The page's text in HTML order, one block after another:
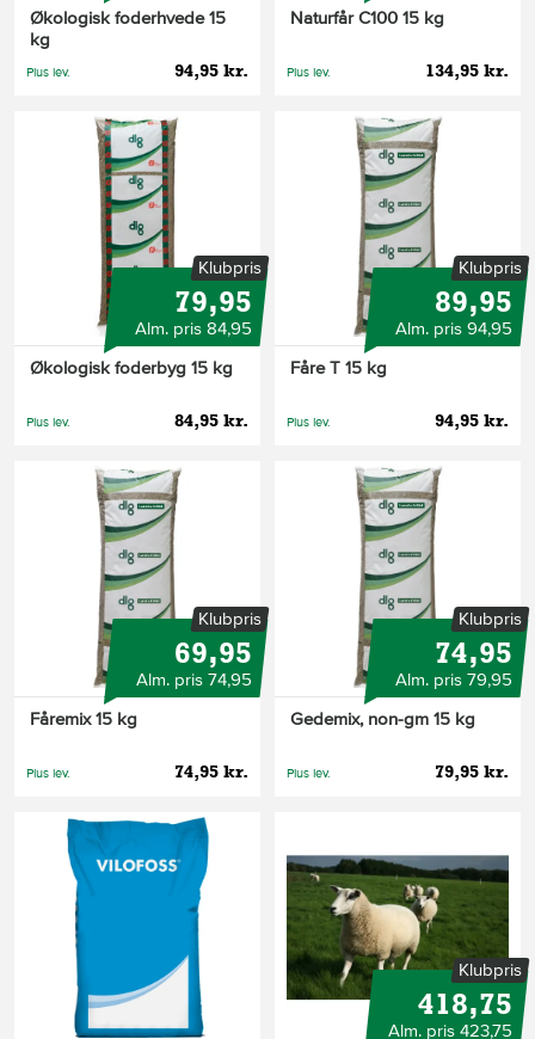
Økologisk foderhvede 15
kg
94,95 kr.
Plus lev.
Naturfår C100 15 kg
134,95 kr.
Plus lev.
Klubpris
79,95
Alm. pris 84,95
Økologisk foderbyg 15 kg
84,95 kr.
Plus lev.
Klubpris
89,95
Alm. pris 94,95
Fåre T 15 kg
94,95 kr.
Plus lev.
Klubpris
69,95
Alm. pris 74,95
Fåremix 15 kg
74,95 kr.
Plus lev.
Klubpris
74,95
Alm. pris 79,95
Gedemix, non-gm 15 kg
79,95 kr.
Plus lev.
Klubpris
418,75
Alm. pris 423,75